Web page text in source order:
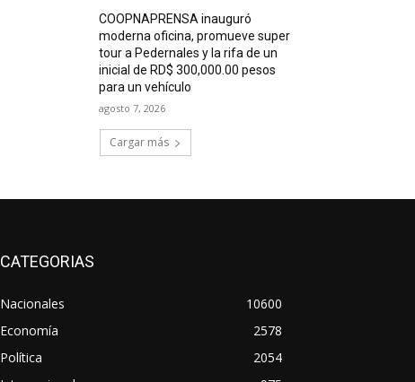
COOPNAPRENSA inauguró
moderna oficina, promueve super
tour a Pedernales y la rifa de un
inicial de RD$ 300,000.00 pesos
para un vehículo
agosto 7, 2026
Cargar más
CATEGORIAS
Nacionales
10600
Economía
2578
Política
2054